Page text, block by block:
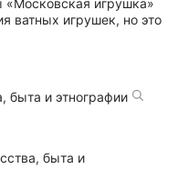
«Московская игрушка»
ватных игрушек, но это
быта и этнографии
быта и